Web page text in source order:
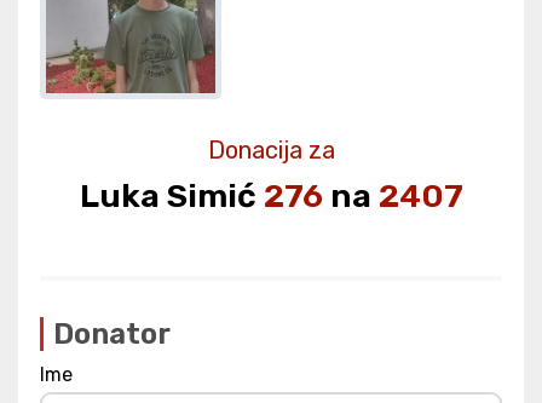
Donacija za
Luka Simić 276na 2407
Donator
Ime